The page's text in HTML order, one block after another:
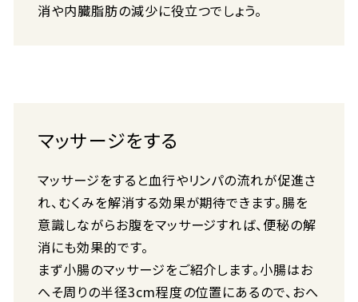
消や内臓脂肪の減少に役立つでしょう。
マッサージをする
マッサージをすると血行やリンパの流れが促進さ
れ、むくみを解消する効果が期待できます。腸を
意識しながらお腹をマッサージすれば、便秘の解
消にも効果的です。
まず小腸のマッサージをご紹介します。小腸はお
へそ周りの半径3cm程度の位置にあるので、おへ